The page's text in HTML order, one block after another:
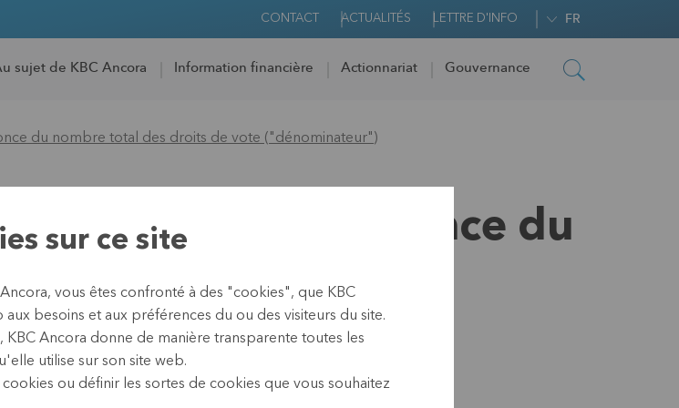
CONTACT ACTUALITÉS LETTRE D'INFO FR
sujet de KBC Ancora Information financière Actionnariat Gouvernance
du nombre total des droits de vote ("dénominateur")
Générale – Annonce du
de vote
sur ce site
vous êtes confronté à des "cookies", que KBC
besoins et aux préférences du ou des visiteurs du site.
, KBC Ancora donne de manière transparente toutes les
utilise sur son site web.
ou définir les sortes de cookies que vous souhaitez